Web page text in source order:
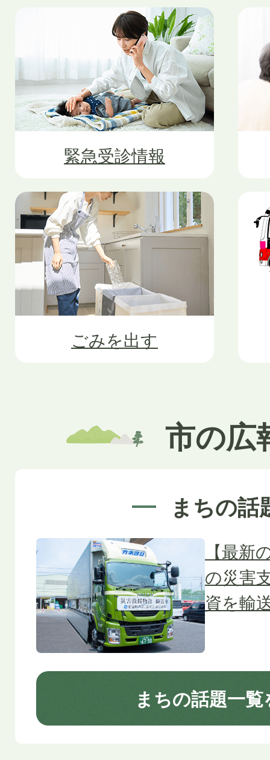
緊急受診情報
ごみを出す
市の広
まちの話
【最新
の災害
資を輸
まちの話題一